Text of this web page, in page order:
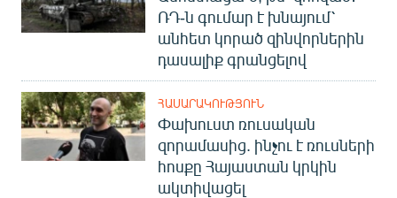
ՌԴ-ն գումար է խնայում՝
անհետ կորած զինվորներին
դասալիք գրանցելով
ՀԱՍԱՐԱԿՈՒԹՅՈՒՆ
Փախուստ ռուսական
զորամասից. ինչու է ռուսների
հոսքը Հայաստան կրկին
ակտիվացել